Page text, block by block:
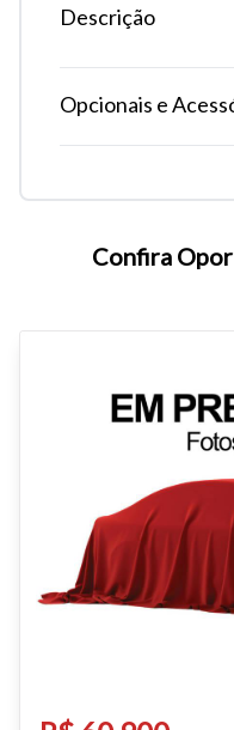
Para aumentar ou
atalhos Ctrl+ (para
Descrição
Opcionais e
Confira